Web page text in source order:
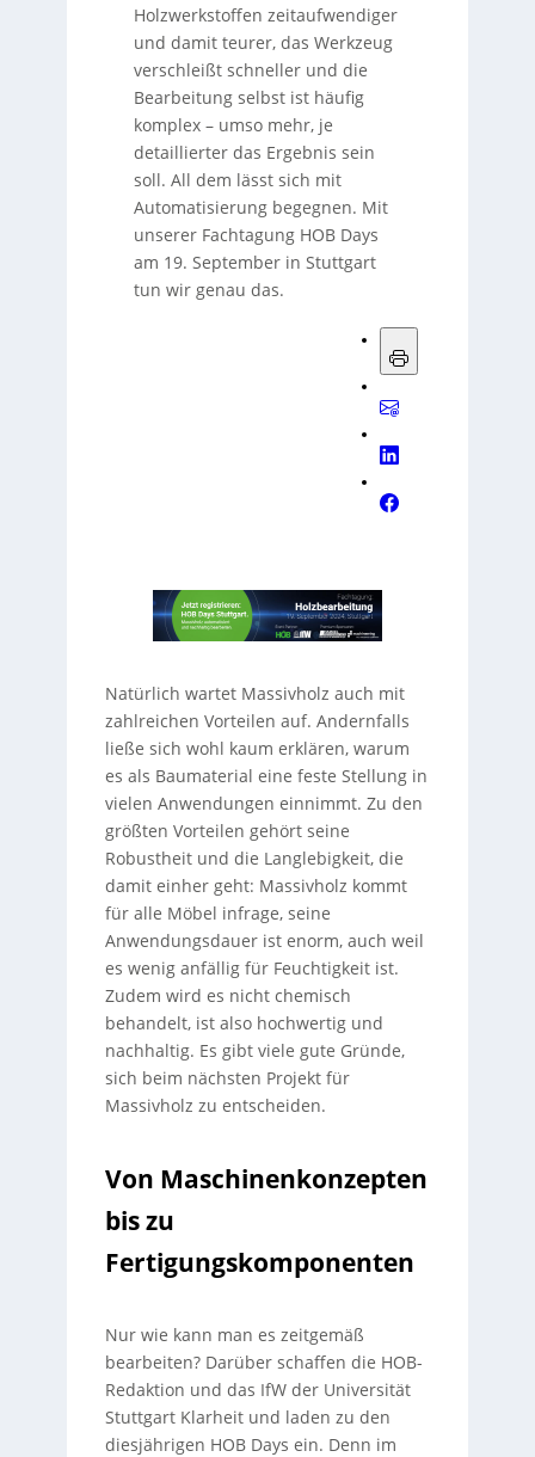
Holzwerkstoffen zeitaufwendiger
und damit teurer, das Werkzeug
verschleißt schneller und die
Bearbeitung selbst ist häufig
komplex – umso mehr, je
detaillierter das Ergebnis sein
soll. All dem lässt sich mit
Automatisierung begegnen. Mit
unserer Fachtagung HOB Days
am 19. September in Stuttgart
tun wir genau das.
Natürlich wartet Massivholz auch mit
zahlreichen Vorteilen auf. Andernfalls
ließe sich wohl kaum erklären, warum
es als Baumaterial eine feste Stellung in
vielen Anwendungen einnimmt. Zu den
größten Vorteilen gehört seine
Robustheit und die Langlebigkeit, die
damit einher geht: Massivholz kommt
für alle Möbel infrage, seine
Anwendungsdauer ist enorm, auch weil
es wenig anfällig für Feuchtigkeit ist.
Zudem wird es nicht chemisch
behandelt, ist also hochwertig und
nachhaltig. Es gibt viele gute Gründe,
sich beim nächsten Projekt für
Massivholz zu entscheiden.
Von Maschinenkonzepten
bis zu
Fertigungskomponenten
Nur wie kann man es zeitgemäß
bearbeiten? Darüber schaffen die HOB-
Redaktion und das IfW der Universität
Stuttgart Klarheit und laden zu den
diesjährigen HOB Days ein. Denn im